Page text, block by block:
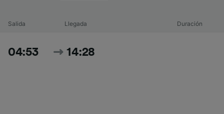
Salida Llegada Duración
04:53 14:28